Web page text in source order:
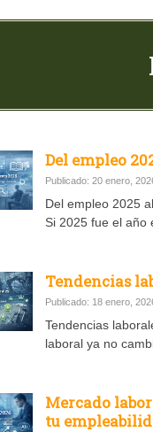
Del empleo
Publicado: 20 enero,
Del empleo 2025
Si 2025 fue el año
Tendencias
Publicado: 18 enero,
Tendencias
laboral ya no
Mercado
tu